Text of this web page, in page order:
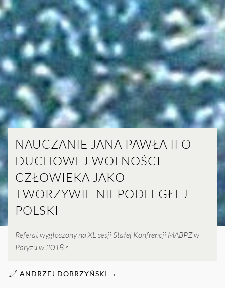
NAUCZANIE JANA PAWŁA II O
DUCHOWEJ WOLNOŚCI
CZŁOWIEKA JAKO
TWORZYWIE NIEPODLEGŁEJ
POLSKI
Referat wygłoszony na XL sesji Stałej Konfrencji MABPZ w
Paryżu w 2018 r.
ANDRZEJ DOBRZYŃSKI →